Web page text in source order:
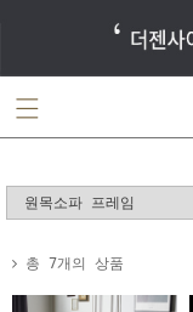
총 7개의 상품